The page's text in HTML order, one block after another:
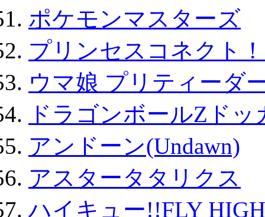
ポケモンマスターズ
プリンセスコネクト
ウマ娘 プリティーダ
ドラゴンボールZド
アンドーン(Undawn)
アスタータタリクス
ハイキュー!!FLY HIGH